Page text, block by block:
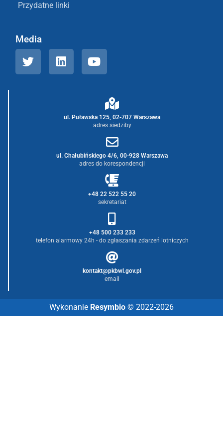
Przydatne linki
Media
ul. Puławska 125, 02-707 Warszawa
adres siedziby
ul. Chałubińskiego 4/6, 00-928 Warszawa
adres do korespondencji
+48 22 522 55 20
sekretariat
+48 500 233 233
telefon alarmowy 24h - do zgłaszania zdarzeń lotniczych
kontakt@pkbwl.gov.pl
email
Wykonanie Resymbio © 2022-2026